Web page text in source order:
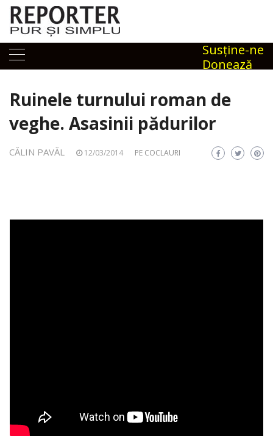
Skip
content
Susţine-ne
Donează
Ruinele turnului roman de
veghe. Asasinii pădurilor
CĂLIN PAVĂL 12/03/2014 PE COCLAURI